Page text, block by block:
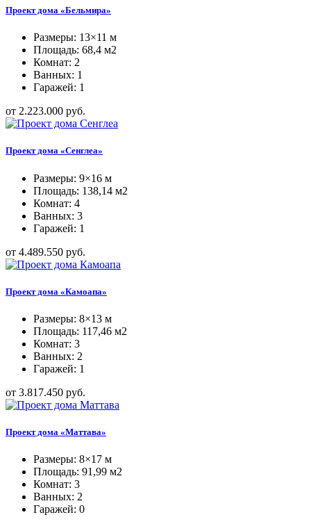
Проект дома «Бельмира»
Размеры: 13×11 м
Площадь: 68,4 м2
Комнат: 2
Ванных: 1
Гаражей: 1
от 2.223.000 руб.
Проект дома «Сенглеа»
Размеры: 9×16 м
Площадь: 138,14 м2
Комнат: 4
Ванных: 3
Гаражей: 1
от 4.489.550 руб.
Проект дома «Камоапа»
Размеры: 8×13 м
Площадь: 117,46 м2
Комнат: 3
Ванных: 2
Гаражей: 1
от 3.817.450 руб.
Проект дома «Маттава»
Размеры: 8×17 м
Площадь: 91,99 м2
Комнат: 3
Ванных: 2
Гаражей: 0